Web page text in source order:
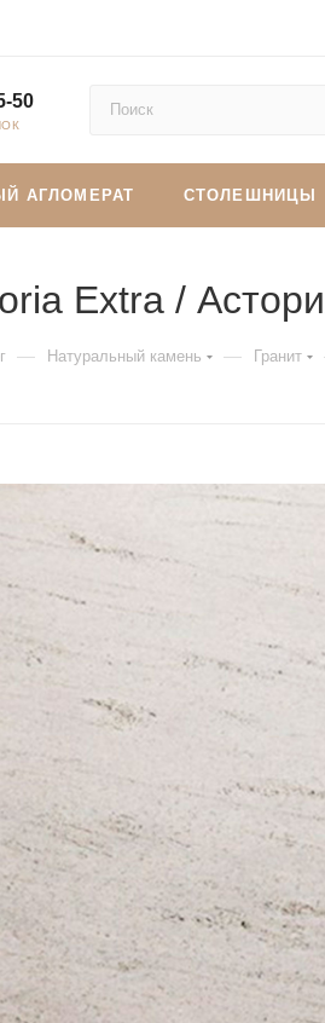
50
АГЛОМЕРАТ СТОЛЕШНИЦЫ
Extra /
— Натуральный камень — Гранит